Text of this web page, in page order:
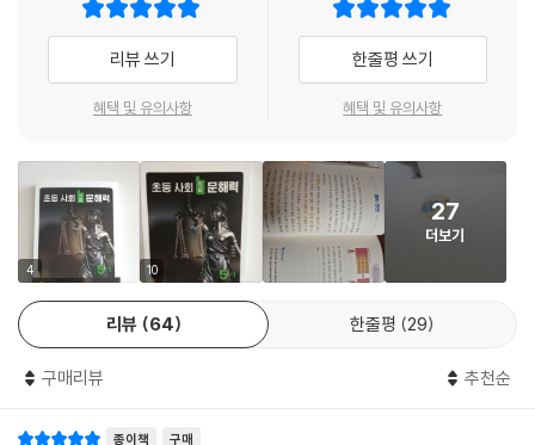
현직 교사가 모든 것을 처음 배우는 학생들에게 수업하듯 핵심 내용을 안
『초등 사회 진짜 문해력』은 교과서 개발에 참여한 현직 교사가 직접 집필
이기 때문에 학생 혼자 읽기에는 어려울 수 있습니다. 이런 한계에서 오는
학생들의 어려움을 해소하기 위해 필자들은 학생이 혼자서도 배경지식을
통해 개념을 이해할 수 있도록 교과서에는 담지 못한 개념의 배경을 자세
히 설명했습니다. 특히 교실에서 아이들에게 실제 수업하듯이 차근차근 핵
심 내용들을 안내하고 있습니다.
사회는 개념을 외우는 것이 아니라 이해하는 것이 중요합니다. 그래서 필
자들은 해당 학년의 수업에서 학생들이 어려워하는 부분을 모아 생생한 사
런 개념이 나왔는지 자연스럽게 스스로 생각하고, 내용을 이해할 수 있을
리뷰 쓰기
혜택 및 유의사항
한줄평 쓰기
혜택 및 유의사항
4 10
27
더보기
리뷰 64 한줄평 29
구매리뷰 추천순
종이책 구매